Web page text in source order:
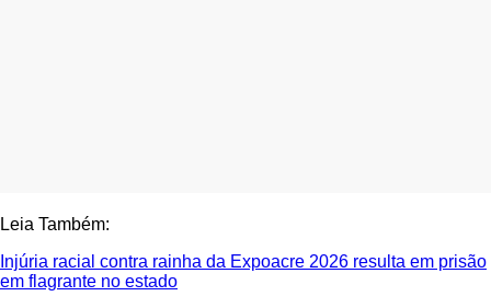
Leia Também:
Injúria racial contra rainha da Expoacre 2026 resulta em prisão
em flagrante no estado